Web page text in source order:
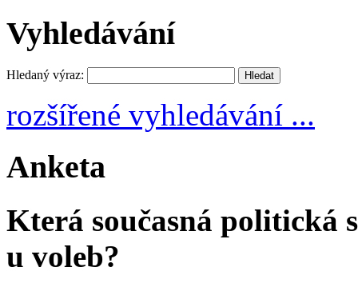
Vyhledávání
Hledaný výraz:
rozšířené vyhledávání ...
Anketa
Která současná politická
u voleb?